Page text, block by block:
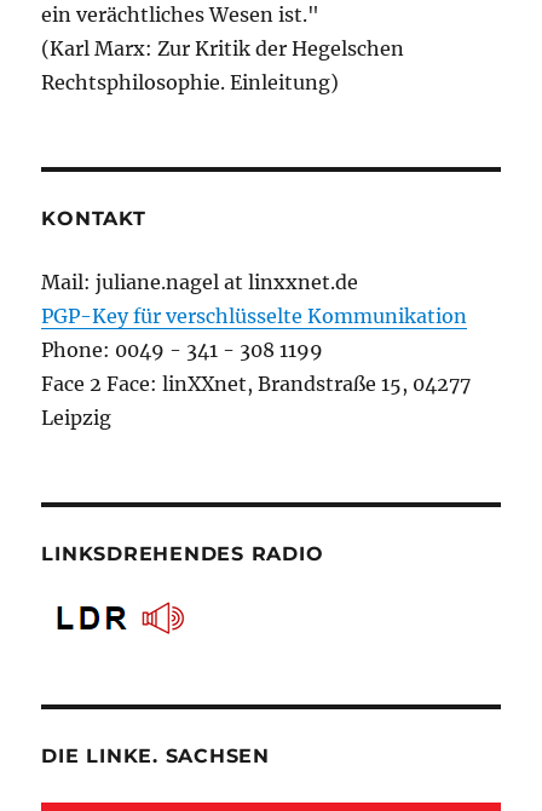
ein verächtliches Wesen ist."
(Karl Marx: Zur Kritik der Hegelschen
Rechtsphilosophie. Einleitung)
KONTAKT
Mail: juliane.nagel at linxxnet.de
PGP-Key für verschlüsselte Kommunikation
Phone: 0049 - 341 - 308 1199
Face 2 Face: linXXnet, Brandstraße 15, 04277
Leipzig
LINKSDREHENDES RADIO
DIE LINKE. SACHSEN